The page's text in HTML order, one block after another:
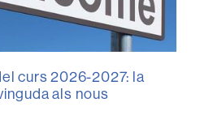
curs 2026-2027: la
als nous